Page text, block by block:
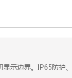
示边界。IP65防护